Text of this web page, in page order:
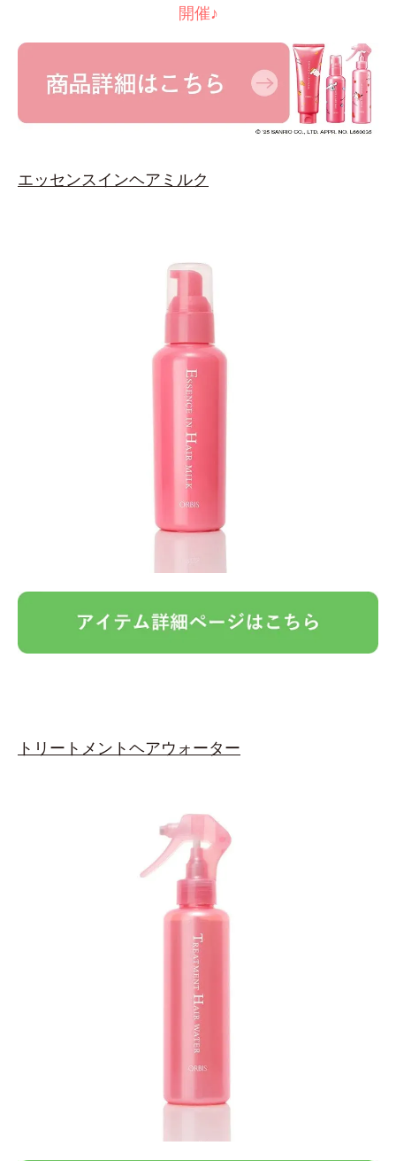
開催♪
エッセンスインヘアミルク
トリートメントヘアウォーター